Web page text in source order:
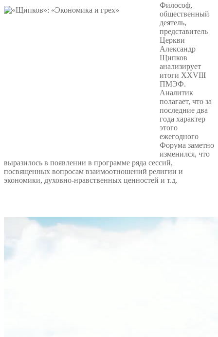
Философ,
общественный
деятель,
представитель
Церкви
Александр
Щипков
анализирует
итоги XXVIII
ПМЭФ.
Аналитик
полагает, что за
последние два
года характер
этого
ежегодного
Форума заметно
изменился, что
выразилось в появлении в программе ряда сессий,
посвященных вопросам взаимоотношений религии и
экономики, духовно-нравственных ценностей и т.д.